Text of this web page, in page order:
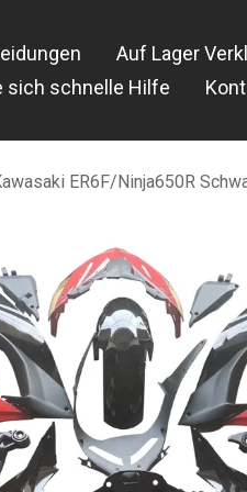
Auf Lager
sich schnelle Hilfe
ER6F/Ninja650R